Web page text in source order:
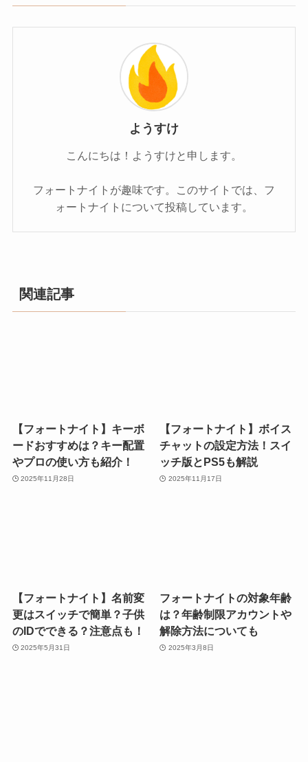
ようすけ
こんにちは！ようすけと申します。
フォートナイトが趣味です。このサイトでは、フ
ォートナイトについて投稿しています。
関連記事
【フォートナイト】キーボ
ードおすすめは？キー配置
やプロの使い方も紹介！
2025年11月28日
【フォートナイト】ボイス
チャットの設定方法！スイ
ッチ版とPS5も解説
2025年11月17日
【フォートナイト】名前変
更はスイッチで簡単？子供
のIDでできる？注意点も！
2025年5月31日
フォートナイトの対象年齢
は？年齢制限アカウントや
解除方法についても
2025年3月8日